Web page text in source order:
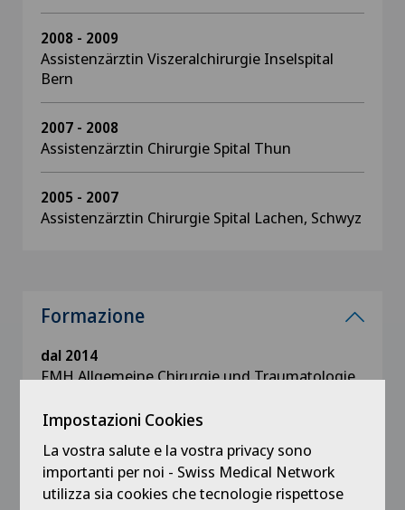
2008 - 2009
Assistenzärztin Viszeralchirurgie Inselspital
Bern
2007 - 2008
Assistenzärztin Chirurgie Spital Thun
2005 - 2007
Assistenzärztin Chirurgie Spital Lachen, Schwyz
Formazione
dal 2014
FMH Allgemeine Chirurgie und Traumatologie
dal 2006
Basisexamen Chirurgie
dal 2002
Impostazioni Cookies
La vostra salute e la vostra privacy sono
importanti per noi - Swiss Medical Network
utilizza sia cookies che tecnologie rispettose